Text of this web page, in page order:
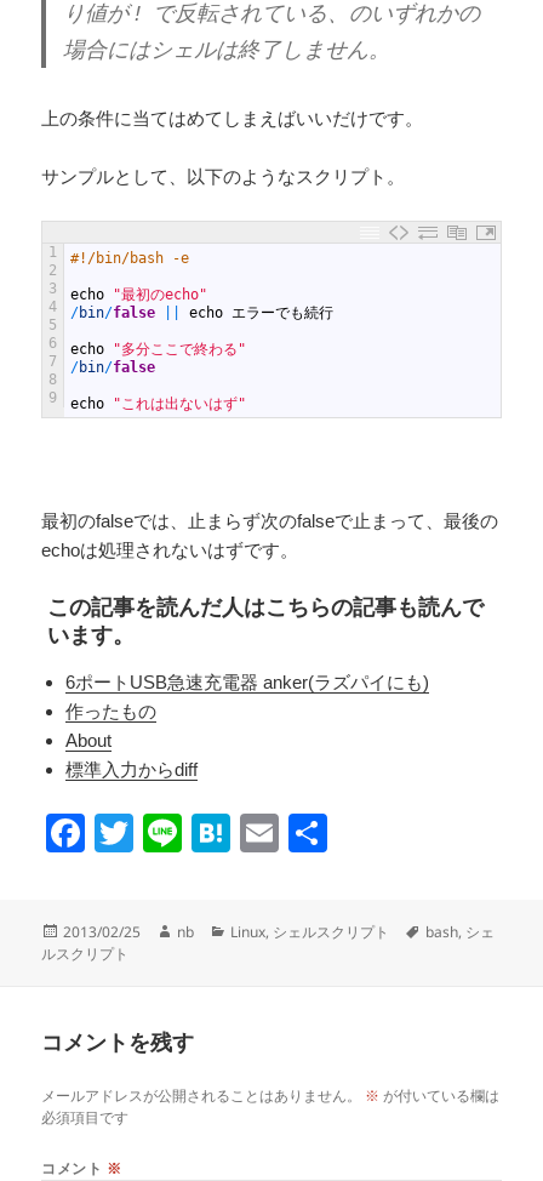
り値が ! で反転されている、のいずれかの
場合にはシェルは終了しません。
上の条件に当てはめてしまえばいいだけです。
サンプルとして、以下のようなスクリプト。
1
2
3
4
5
6
7
8
9
#!/bin/bash -e
echo
"最初のecho"
/bin/false echo エラーでも続行
echo
"多分ここで終わる"
/bin/false
echo "これは出ないはず"
最初のfalseでは、止まらず次のfalseで止まって、最後の
echoは処理されないはずです。
この記事を読んだ人はこちらの記事も読んで
います。
6ポートUSB急速充電器 anker(ラズパイにも)
作ったもの
About
標準入力からdiff
F
e
o
o
k
T
er
Li
H
n
E
投
稿
2013/02/25
作
nb
カ
Linux, シェルスクリプト
タ
bash, シェ
ルスクリプト
コメントを残す
メールアドレスが公開されることはありません。 ※ が付いている欄は
必須項目です
コメント ※